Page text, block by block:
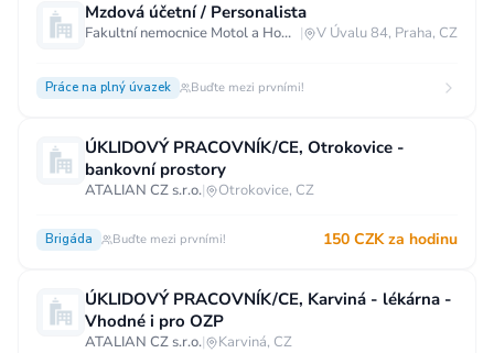
Mzdová účetní / Personalista
Fakultní nemocnice Motol a Homolka | V Úvalu 84, Praha, CZ
Práce na plný úvazek Buďte mezi prvními!
ÚKLIDOVÝ PRACOVNÍK/CE, Otrokovice -
bankovní prostory
ATALIAN CZ s.r.o.| Otrokovice, CZ
Brigáda Buďte mezi prvními! 150 CZK za hodinu
ÚKLIDOVÝ PRACOVNÍK/CE, Karviná - lékárna -
Vhodné i pro OZP
ATALIAN CZ s.r.o.| Karviná, CZ